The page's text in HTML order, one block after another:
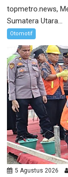
topmetro.news,
Sumatera Utara...
Otomotif
5 Agustus 2026